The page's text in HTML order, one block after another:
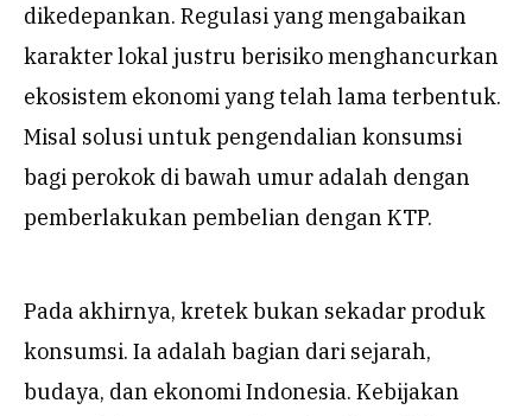
dikedepankan. Regulasi yang mengabaikan
karakter lokal justru berisiko menghancurkan
ekosistem ekonomi yang telah lama terbentuk.
Misal solusi untuk pengendalian konsumsi
bagi perokok di bawah umur adalah dengan
pemberlakukan pembelian dengan KTP.
Pada akhirnya, kretek bukan sekadar produk
konsumsi. Ia adalah bagian dari sejarah,
budaya, dan ekonomi Indonesia. Kebijakan